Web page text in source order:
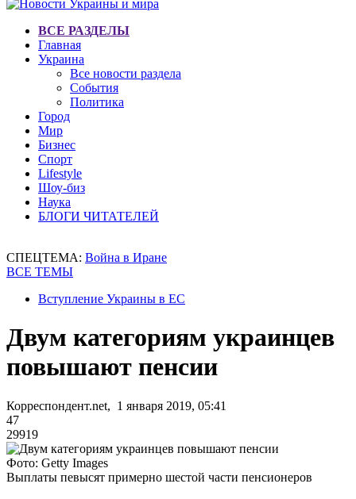
ВСЕ РАЗДЕЛЫ
Главная
Украина
Все новости раздела
События
Политика
Город
Мир
Бизнес
Спорт
Lifestyle
Шоу-биз
Наука
БЛОГИ ЧИТАТЕЛЕЙ
СПЕЦТЕМА: Война в Иране
ВСЕ ТЕМЫ
Вступление Украины в ЕС
Двум категориям украинцев
повышают пенсии
Корреспондент.net, 1 января 2019, 05:41
47
29919
Фото: Getty Images
Выплаты певысят примерно шестой части пенсионеров